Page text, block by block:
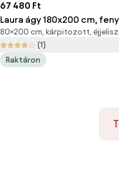
67 480 Ft
Laura ágy 180x200 cm,
Ágyrács: Lamellás
Matrac nélkül
80×200 cm, kárpitozott,
(1)
Raktáron